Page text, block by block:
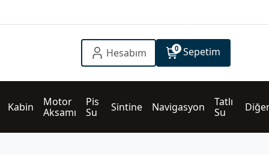
Hesabım 0 Sepetim
Kabin
Motor
Aksamı
Pis
Su
Sintine Navigasyon
Tatlı
Su